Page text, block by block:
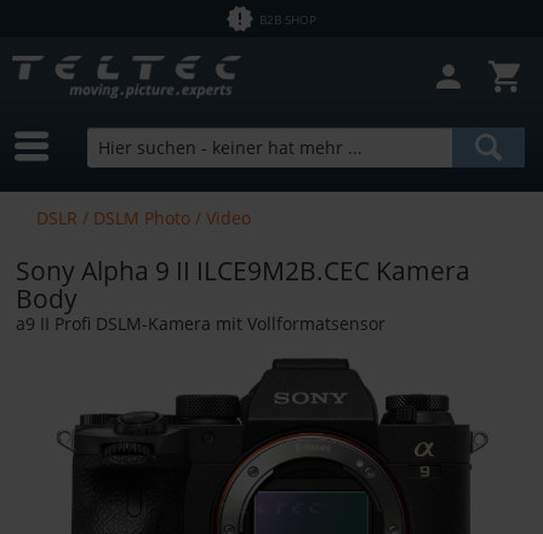
B2B SHOP
DSLR / DSLM Photo / Video
Sony Alpha 9 II ILCE9M2B.CEC Kamera
Body
a9 II Profi DSLM-Kamera mit Vollformatsensor
Sofort lieferbar
Hersteller
Sony
von 0,01 € bis246892,00 €
Bundle Products